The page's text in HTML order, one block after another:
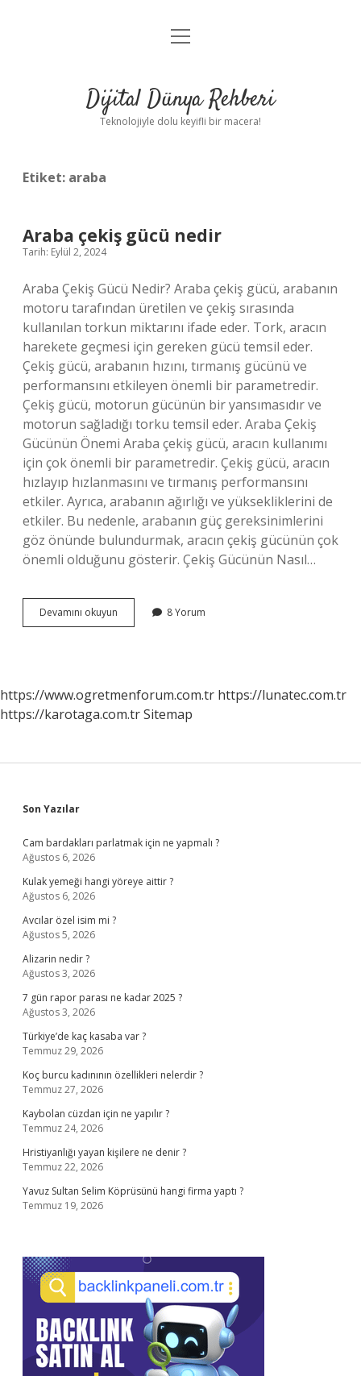
Anasayfa
Yasal Uyarı
menüyü
Dijital Dünya Rehberi
Teknolojiyle dolu keyifli bir macera!
Etiket: araba
Araba çekiş gücü nedir
Tarih: Eylül 2, 2024
Araba Çekiş Gücü Nedir? Araba çekiş gücü, arabanın
motoru tarafından üretilen ve çekiş sırasında
kullanılan torkun miktarını ifade eder. Tork, aracın
harekete geçmesi için gereken gücü temsil eder.
Çekiş gücü, arabanın hızını, tırmanış gücünü ve
performansını etkileyen önemli bir parametredir.
Çekiş gücü, motorun gücünün bir yansımasıdır ve
motorun sağladığı torku temsil eder. Araba Çekiş
Gücünün Önemi Araba çekiş gücü, aracın kullanımı
için çok önemli bir parametredir. Çekiş gücü, aracın
hızlayıp hızlanmasını ve tırmanış performansını
etkiler. Ayrıca, arabanın ağırlığı ve yüksekliklerini de
etkiler. Bu nedenle, arabanın güç gereksinimlerini
göz önünde bulundurmak, aracın çekiş gücünün çok
önemli olduğunu gösterir. Çekiş Gücünün Nasıl…
Devamını okuyun
çekiş
8 Yorum
https://www.ogretmenforum.com.tr https://lunatec.com.tr
https://karotaga.com.trSitemap
Sidebar
Son Yazılar
Cam bardakları parlatmak için ne yapmalı ?
Ağustos 6, 2026
Kulak yemeği hangi yöreye aittir ?
Ağustos 6, 2026
Avcılar özel isim mi ?
Ağustos 5, 2026
Alizarin nedir ?
Ağustos 3, 2026
7 gün rapor parası ne kadar 2025 ?
Ağustos 3, 2026
Türkiye’de kaç kasaba var ?
Temmuz 29, 2026
Koç burcu kadınının özellikleri nelerdir ?
Temmuz 27, 2026
Kaybolan cüzdan için ne yapılır ?
Temmuz 24, 2026
Hristiyanlığı yayan kişilere ne denir ?
Temmuz 22, 2026
Yavuz Sultan Selim Köprüsünü hangi firma yaptı ?
Temmuz 19, 2026